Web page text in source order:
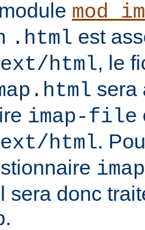
.html est
html, le
sera
imap-file
html.
sera donc